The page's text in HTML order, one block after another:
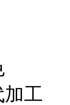
工